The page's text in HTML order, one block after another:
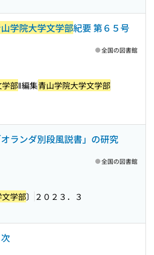
学院大学文学部紀要 第６５号
部‖編集青山学院大学文学部
全国の図書館
オランダ別段風説書」の研究
学部〕 ２０２３．３
全国の図書館